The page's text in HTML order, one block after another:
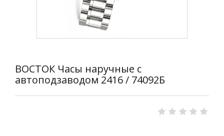
ВОСТОК Часы наручные с
автоподзаводом 2416 / 74092Б